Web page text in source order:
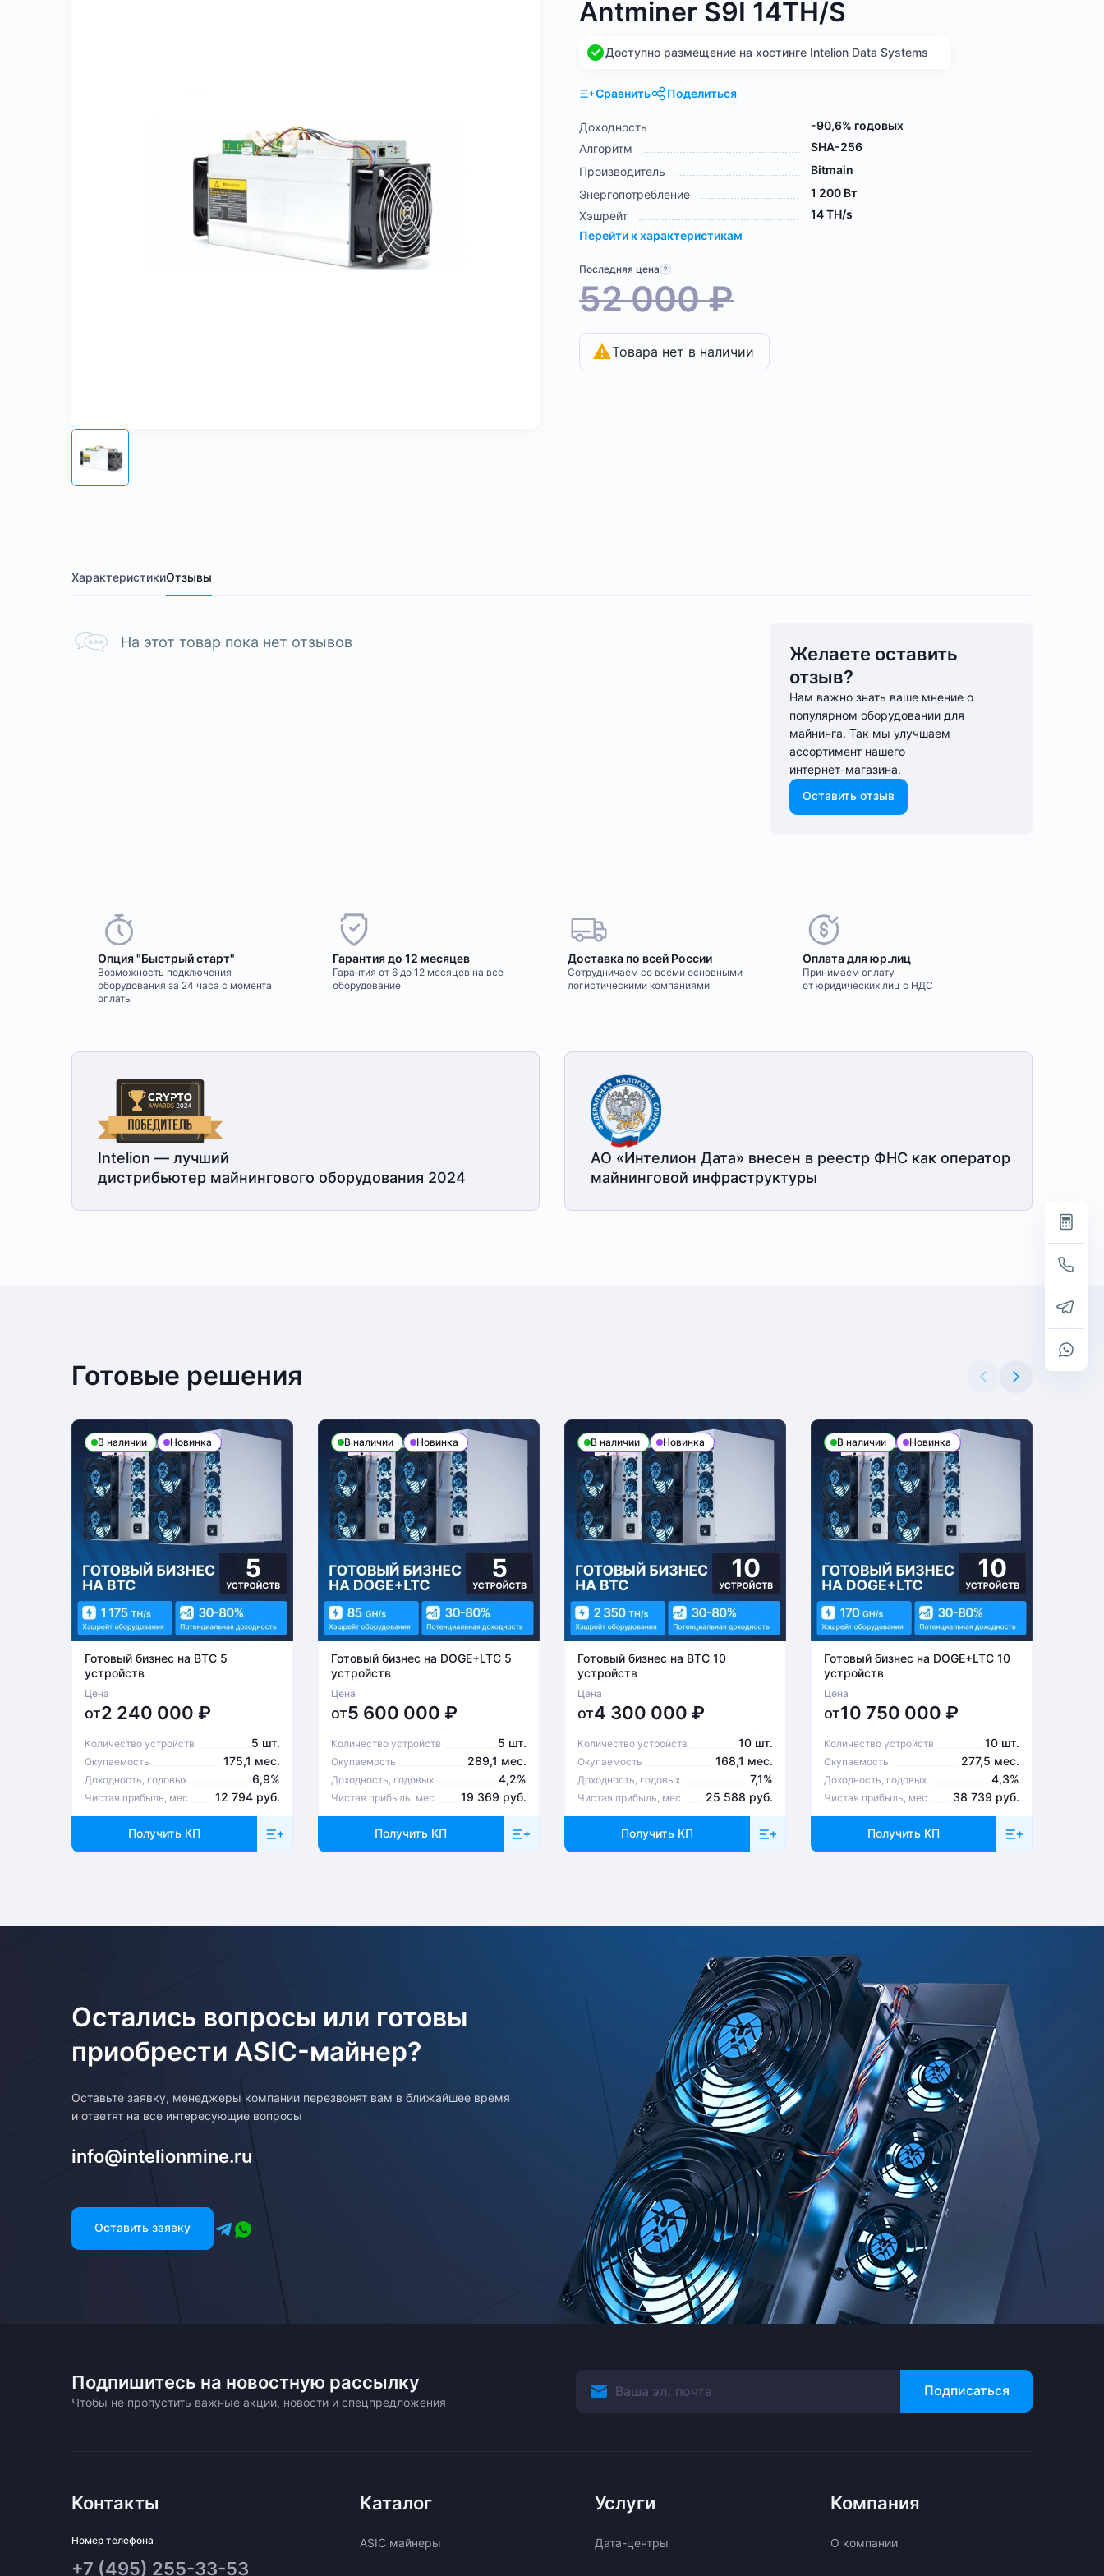
Antminer S9I 14TH/S
Доступно размещение на хостинге Intelion Data Systems
Сравнить Поделиться
Доходность
-90,6% годовых
Алгоритм
SHA-256
Производитель
Bitmain
Энергопотребление
1 200 Вт
Хэшрейт
14 TH/s
Перейти к характеристикам
Последняя цена
52 000₽
Товара нет в наличии
ХарактеристикиОтзывы
На этот товар пока нет отзывов
Желаете оставить
отзыв?
Нам важно знать ваше мнение о
популярном оборудовании для
майнинга. Так мы улучшаем
ассортимент нашего
интернет-⁠магазина.
Оставить отзыв
Опция "Быстрый старт"
Возможность подключения
оборудования за 24 часа с момента
оплаты
Гарантия до 12 месяцев
Гарантия от 6 до 12 месяцев на все
оборудование
Доставка по всей России
Сотрудничаем со всеми основными
логистическими компаниями
Оплата для юр.лиц
Принимаем оплату
от юридических лиц с НДС
Intelion — лучший
дистрибьютер майнингового оборудования 2024
АО «Интелион Дата» внесен в реестр ФНС как оператор
майнинговой инфраструктуры
Готовые решения
В наличии Новинка
Готовый бизнес на BTC 5
устройств
Цена
от2 240 000 ₽
Количество устройств 5 шт.
Окупаемость 175,1 мес.
Доходность, годовых 6,9%
Чистая прибыль, мес 12 794 руб.
Получить КП
В наличии Новинка
Готовый бизнес на DOGE+LTC 5
устройств
Цена
от5 600 000 ₽
Количество устройств 5 шт.
Окупаемость 289,1 мес.
Доходность, годовых 4,2%
Чистая прибыль, мес 19 369 руб.
Получить КП
В наличии Новинка
Готовый бизнес на BTC 10
устройств
Цена
от4 300 000 ₽
Количество устройств 10 шт.
Окупаемость 168,1 мес.
Доходность, годовых 7,1%
Чистая прибыль, мес 25 588 руб.
Получить КП
В наличии Новинка
Готовый бизнес на DOGE+LTC 10
устройств
Цена
от10 750 000 ₽
Количество устройств 10 шт.
Окупаемость 277,5 мес.
Доходность, годовых 4,3%
Чистая прибыль, мес 38 739 руб.
Получить КП
Остались вопросы или готовы
приобрести ASIC-майнер?
Оставьте заявку, менеджеры компании перезвонят вам в ближайшее время
и ответят на все интересующие вопросы
info@intelionmine.ru
Оставить заявку
Подпишитесь на новостную рассылку
Чтобы не пропустить важные акции, новости и спецпредложения
Подписаться
Контакты
Номер телефона
+7 (495) 255-33-53
Каталог
ASIC майнеры
Услуги
Дата-центры
Компания
О компании